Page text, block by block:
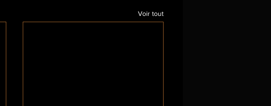
Voir tout